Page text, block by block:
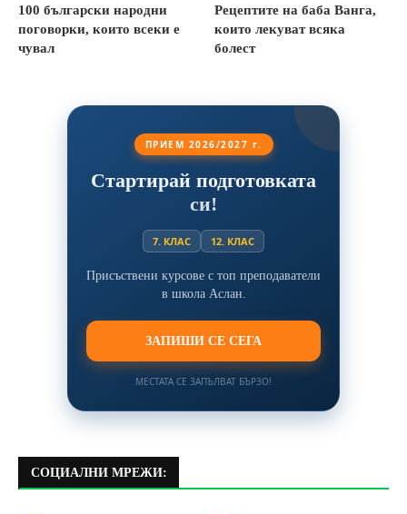
100 български народни
поговорки, които всеки е
чувал
Рецептите на баба Ванга,
които лекуват всяка
болест
ПРИЕМ 2026/2027 г.
Стартирай подготовката
си!
7. КЛАС 12. КЛАС
Присъствени курсове с топ преподаватели
в школа Аслан.
ЗАПИШИ СЕ СЕГА
МЕСТАТА СЕ ЗАПЪЛВАТ БЪРЗО!
СОЦИАЛНИ МРЕЖИ: